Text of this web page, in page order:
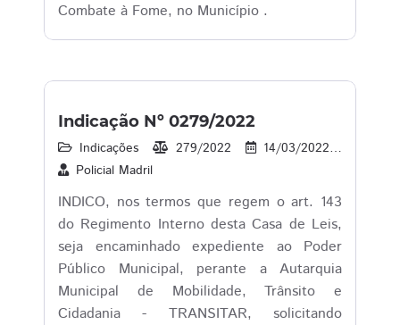
Combate à Fome, no Município .
Indicação Nº 0279/2022
Indicações 279/2022 14/03/2022
Policial Madril
INDICO, nos termos que regem o art. 143
do Regimento Interno desta Casa de Leis,
seja encaminhado expediente ao Poder
Público Municipal, perante a Autarquia
Municipal de Mobilidade, Trânsito e
Cidadania - TRANSITAR, solicitando